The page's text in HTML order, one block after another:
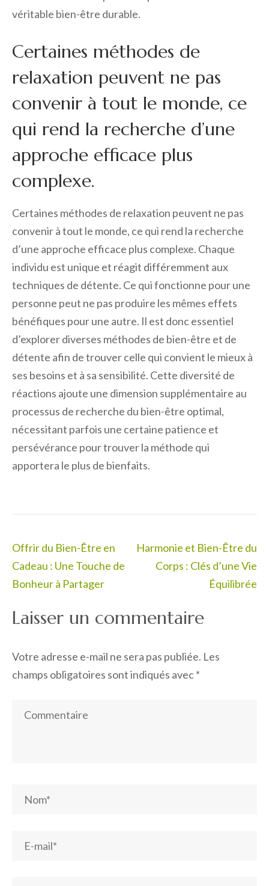
véritable bien-être durable.
Certaines méthodes de
relaxation peuvent ne pas
convenir à tout le monde, ce
qui rend la recherche d’une
approche efficace plus
complexe.
Certaines méthodes de relaxation peuvent ne pas
convenir à tout le monde, ce qui rend la recherche
d’une approche efficace plus complexe. Chaque
individu est unique et réagit différemment aux
techniques de détente. Ce qui fonctionne pour une
personne peut ne pas produire les mêmes effets
bénéfiques pour une autre. Il est donc essentiel
d’explorer diverses méthodes de bien-être et de
détente afin de trouver celle qui convient le mieux à
ses besoins et à sa sensibilité. Cette diversité de
réactions ajoute une dimension supplémentaire au
processus de recherche du bien-être optimal,
nécessitant parfois une certaine patience et
persévérance pour trouver la méthode qui
apportera le plus de bienfaits.
Navigation
de
l’article
Offrir du Bien-Être en
Cadeau : Une Touche de
Bonheur à Partager
Harmonie et Bien-Être du
Corps : Clés d’une Vie
Équilibrée
Laisser un commentaire
Votre adresse e-mail ne sera pas publiée. Les
champs obligatoires sont indiqués avec*